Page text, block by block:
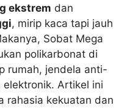
ekstrem dan
, mirip kaca tapi jauh
Sobat Mega
polikarbonat di
rumah, jendela anti-
elektronik. Artikel ini
rahasia kekuatan dan